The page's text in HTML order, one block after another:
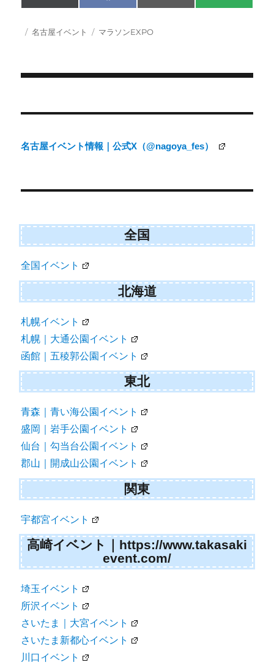
on
(
w
i
r
on
a
e
b
on
m
on
M
投 カ
名古屋イベント
タ
マラソンEXPO
稿
ビ
ー
ョ
ン
名古屋イベント情報｜公式X（@nagoya_fes）
全国
全国イベント
北海道
札幌イベント
札幌｜大通公園イベント
函館｜五稜郭公園イベント
東北
青森｜青い海公園イベント
盛岡｜岩手公園イベント
仙台｜勾当台公園イベント
郡山｜開成山公園イベント
関東
宇都宮イベント
高崎イベント｜https://www.takasaki
event.com/
埼玉イベント
所沢イベント
さいたま｜大宮イベント
さいたま新都心イベント
川口イベント